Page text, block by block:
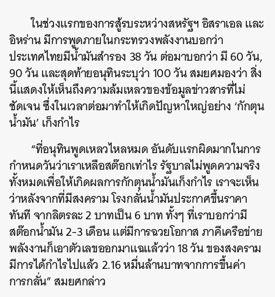
ในช่วงแรกของการสู้รบระหว่างสหรัฐฯ อิสราเอล และ
อิหร่าน มีการพูดภายในกระทรวงพลังงานบอกว่า
ประเทศไทยมีน้ำมันสำรอง 38 วัน ต่อมาบอกว่า มี 60 วัน,
90 วัน และสุดท้ายอนุทินระบุว่า 100 วัน สมยศมองว่า สิ่ง
นี้แสดงให้เห็นถึงความล้มเหลวของข้อมูลข่าวสารที่ไม่
ชัดเจน ซึ่งในเวลาต่อมาทำให้เกิดปัญหาใหญ่อย่าง ‘กักตุน
น้ำมัน’ เก็งกำไร
“ที่อนุทินพูดเหลวไหลหมด อันดับแรกผิดมากในการ
กำหนดวันว่าเราเหลือสต๊อกเท่าไร รัฐบาลไม่พูดความจริง
ทั้งหมดเพื่อให้เกิดผลการกักตุนน้ำมันเก็งกำไร เราจะเห็น
ว่าหลังจากที่มีสงคราม โรงกลั่นน้ำมันประกาศขึ้นราคา
ทันที จากลิตรละ 2 บาทเป็น 6 บาท ทั้งๆ ที่เราบอกว่ามี
สต๊อกน้ำมัน 2-3 เดือน แต่มีการฉวยโอกาส ภาคีเครือข่าย
พลังงานก็เอาตัวเลขออกมาแฉแล้วว่า 18 วัน ของสงคราม
มีการได้กำไรไปแล้ว 2.16 หมื่นล้านบาทจากการขึ้นค่า
การกลั่น” สมยศกล่าว
ค้นหา
SHARE TWEET LINE EMAIL